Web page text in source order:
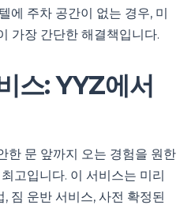
에 주차 공간이 없는 경우, 미
가장 간단한 해결책입니다.
스: YYZ에서
한 문 앞까지 오는 경험을 원한
고입니다. 이 서비스는 미리
짐 운반 서비스, 사전 확정된